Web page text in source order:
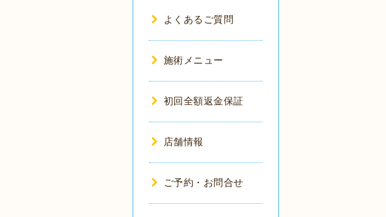
よくあるご質問
施術メニュー
初回全額返金保証
店舗情報
ご予約・お問合せ